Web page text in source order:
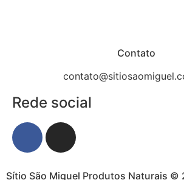
Contato
Rede social
Sítio São Miguel Produtos Naturais ©